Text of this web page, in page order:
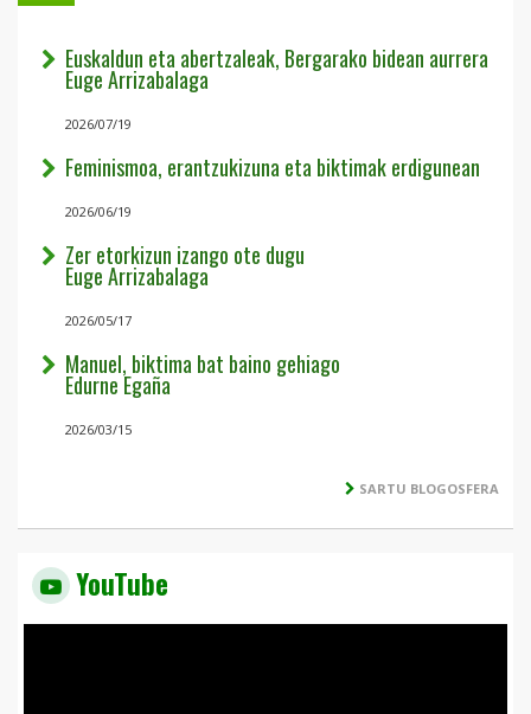
Euskaldun eta abertzaleak, Bergarako bidean aurrera
Euge Arrizabalaga
2026/07/19
Feminismoa, erantzukizuna eta biktimak erdigunean
2026/06/19
Zer etorkizun izango ote dugu
Euge Arrizabalaga
2026/05/17
Manuel, biktima bat baino gehiago
Edurne Egaña
2026/03/15
SARTU BLOGOSFERA
YouTube